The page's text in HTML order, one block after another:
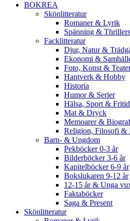
BOKREA
Skönlitteratur
Romaner & Lyrik
Spänning & Thrillers
Facklitteratur
Djur, Natur &
Ekonomi &
Foto, Konst &
Hantverk & Hobby
Historia
Humor & Serier
Hälsa, Sport & Fritid
Mat & Dryck
Memoarer &
Religion, Filosofi &
Barn- & Ungdom
Pekböcker 0-3 år
Bilderböcker 3-6 år
Kapitelböcker 6-9 år
Bokslukaren 9-12 år
12-15 år & Unga
Faktaböcker
Saga & Present
Skönlitteratur